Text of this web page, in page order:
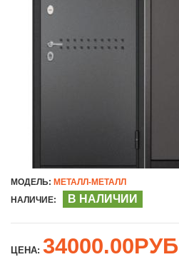
МОДЕЛЬ: МЕТАЛЛ-МЕТАЛЛ
НАЛИЧИЕ:
В НАЛИЧИИ
ЦЕНА: 34000.00РУБ